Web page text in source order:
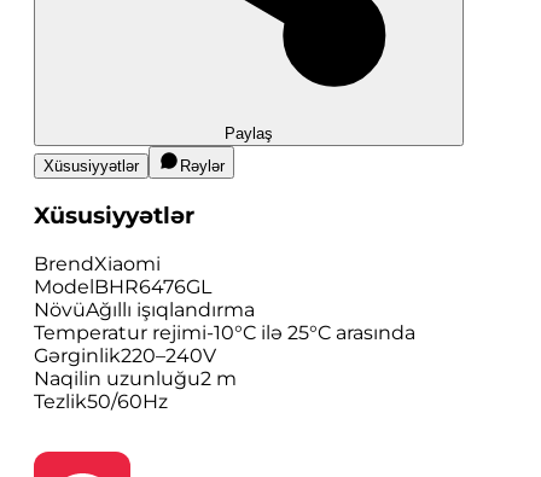
Paylaş
Xüsusiyyətlər
Rəylər
Xüsusiyyətlər
BrendXiaomi
ModelBHR6476GL
NövüAğıllı işıqlandırma
Temperatur rejimi-10°C ilə 25°C arasında
Gərginlik220–240V
Naqilin uzunluğu2 m
Tezlik50/60Hz